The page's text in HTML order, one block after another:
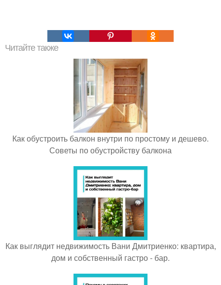
Читайте также
Как обустроить балкон внутри по простому и дешево.
Советы по обустройству балкона
Как выглядит недвижимость Вани Дмитриенко: квартира,
дом и собственный гастро - бар.